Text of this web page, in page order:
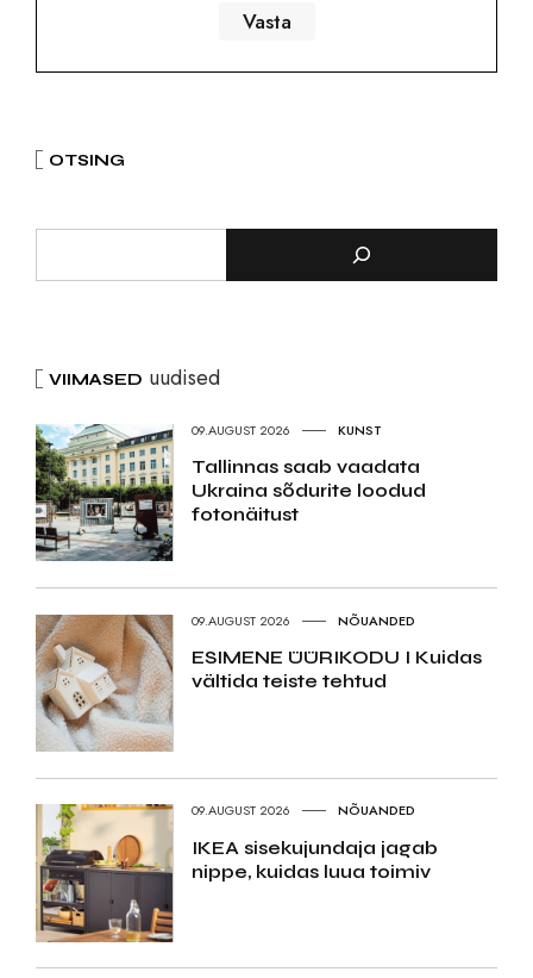
OTSING
VIIMASED uudised
09.AUGUST 2026 KUNST
Tallinnas saab vaadata
Ukraina sõdurite loodud
fotonäitust
09.AUGUST 2026 NÕUANDED
ESIMENE ÜÜRIKODU I Kuidas
vältida teiste tehtud
09.AUGUST 2026 NÕUANDED
IKEA sisekujundaja jagab
nippe, kuidas luua toimiv